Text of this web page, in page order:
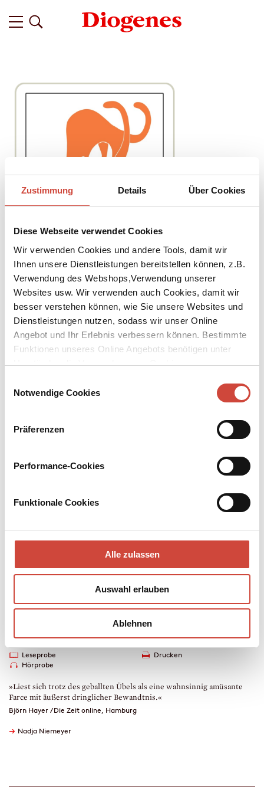
Zustimmung Details Über Cookies
Diese Webseite verwendet Cookies
Wir verwenden Cookies und andere Tools, damit wir
Ihnen unsere Dienstleistungen bereitstellen können, z.B.
Verwendung des Webshops,Verwendung unserer
Websites usw. Wir verwenden auch Cookies, damit wir
besser verstehen können, wie Sie unsere Websites und
Dienstleistungen nutzen, sodass wir unser Online
Angebot und Ihr Erlebnis verbessern können. Bestimmte
Funktionen unseres Online Angebots benötigen unter
Umständen die Verwendung von Cookies von
Notwendige Cookies
Präferenzen
Performance-Cookies
Funktionale Cookies
Alle zulassen
Auswahl erlauben
Ablehnen
Download Bilddatei ↘
Kaufen
Gegenangriff
Je globalisierter die Welt, desto verletzlicher die Menschheit. Zwar
je. Er isst zu viel Fleisch, verwendet Pestizide, fährt täglich Auto.
Doch eines Tages blasen süße Kätzchen, gutmütige Rinder und
überschlagen sich – und am Ende ist einfach Schluss. Schluss mit
lustig, Schluss mit dem alltäglichen Wahnsinn, Schluss mit dem
Mehr zum Inhalt
176 Seiten (Printausgabe)
erschienen am 25. Mai 2022
978-3-257-61298-1
€ (D) 14.99 / sFr 19.00* / € (A) 14.99
Auch erhältlich als
Leseprobe
Hörprobe
Drucken
»Liest sich trotz des geballten Übels als eine wahnsinnig amüsante
Farce mit äußerst dringlicher Bewandtnis.«
Björn Hayer / Die Zeit online, Hamburg
→ Nadja Niemeyer